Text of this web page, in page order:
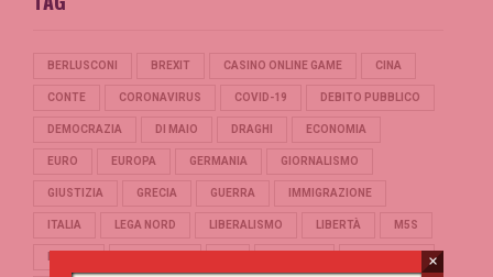
BERLUSCONI BREXIT CASINO ONLINE GAME CINA
CONTE CORONAVIRUS COVID-19 DEBITO PUBBLICO
DEMOCRAZIA DI MAIO DRAGHI ECONOMIA
EURO EUROPA GERMANIA GIORNALISMO
GIUSTIZIA GRECIA GUERRA IMMIGRAZIONE
ITALIA LEGA NORD LIBERALISMO LIBERTÀ M5S
×